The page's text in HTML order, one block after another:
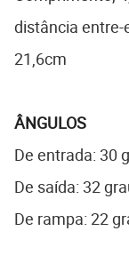
distância entre-
21,6cm
ÂNGULOS
De entrada: 30
De saída: 32
De rampa: 22